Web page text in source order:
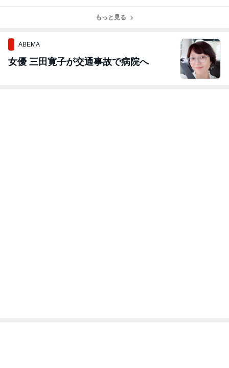
もっと見る
ABEMA
女優 三田寛子が交通事故で病院へ